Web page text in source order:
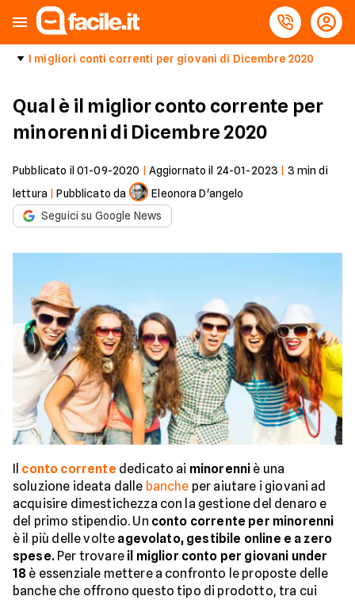
I migliori conti correnti per giovani di Dicembre 2020
Qual è il miglior conto corrente per
minorenni di Dicembre 2020
Pubblicato il 01-09-2020 Aggiornato il 24-01-2023 3 min di
lettura |Pubblicato da
Eleonora D'angelo
Seguici su Google News
conto corrente dedicato ai minorenni è una
soluzione ideata dalle banche per aiutare i giovani ad
acquisire dimestichezza con la gestione del denaro e
del primo stipendio. Un conto corrente per minorenni
è il più delle volte agevolato, gestibile online e a zero
spese.Per trovare il miglior conto per giovani under
18 è essenziale mettere a confronto le proposte delle
banche che offrono questo tipo di prodotto, tra cui